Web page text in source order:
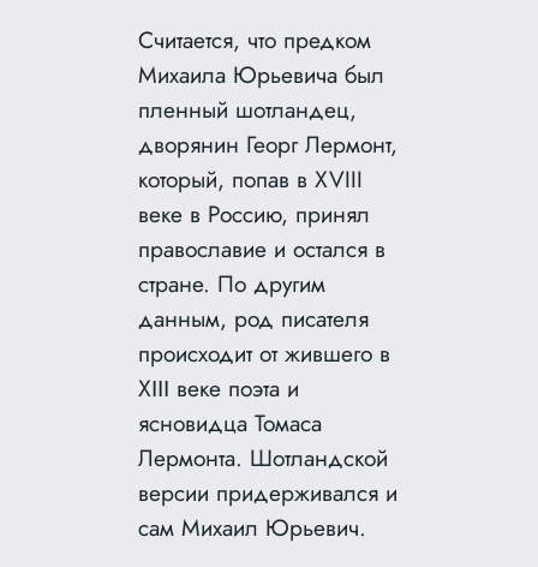
Считается, что предком
Михаила Юрьевича был
пленный шотландец,
дворянин Георг Лермонт,
который, попав в XVIII
веке в Россию, принял
православие и остался в
стране. По другим
данным, род писателя
происходит от жившего в
ХІІІ веке поэта и
ясновидца Томаса
Лермонта. Шотландской
версии придерживался и
сам Михаил Юрьевич.